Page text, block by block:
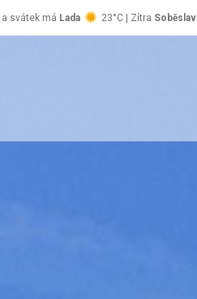
a svátek má Lada 23°C | Zítra Soběslav